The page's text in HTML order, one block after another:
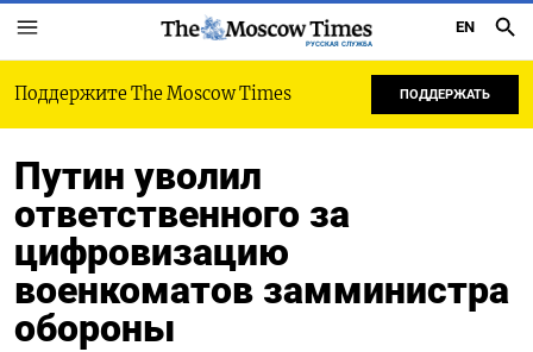
РУССКАЯ СЛУЖБА
EN
Поддержите The Moscow Times ПОДДЕРЖАТЬ
Путин уволил
ответственного за
цифровизацию
военкоматов замминистра
обороны